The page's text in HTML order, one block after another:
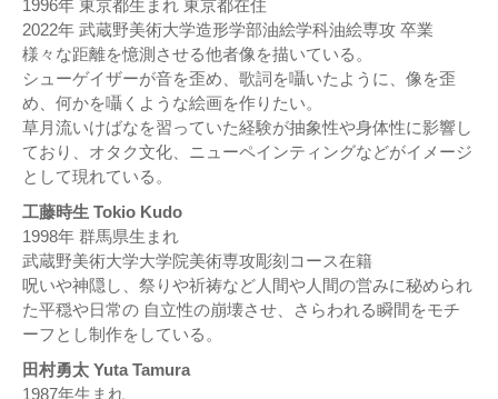
1996年 東京都生まれ 東京都在住
2022年 武蔵野美術大学造形学部油絵学科油絵専攻 卒業
様々な距離を憶測させる他者像を描いている。
シューゲイザーが音を歪め、歌詞を囁いたように、像を歪
め、何かを囁くような絵画を作りたい。
草月流いけばなを習っていた経験が抽象性や身体性に影響し
ており、オタク文化、ニューペインティングなどがイメージ
として現れている。
工藤時生 Tokio Kudo
1998年 群馬県生まれ
武蔵野美術大学大学院美術専攻彫刻コース在籍
呪いや神隠し、祭りや祈祷など人間や人間の営みに秘められ
た平穏や日常の 自立性の崩壊させ、さらわれる瞬間をモチ
ーフとし制作をしている。
田村勇太 Yuta Tamura
1987年生まれ